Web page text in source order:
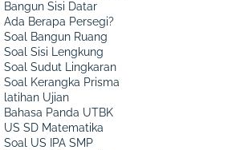
Bangun Sisi Datar
Ada Berapa Persegi?
Soal Bangun Ruang
Soal Sisi Lengkung
Soal Sudut Lingkaran
Soal Kerangka Prisma
latihan Ujian
Bahasa Panda UTBK
US SD Matematika
Soal US IPA SMP